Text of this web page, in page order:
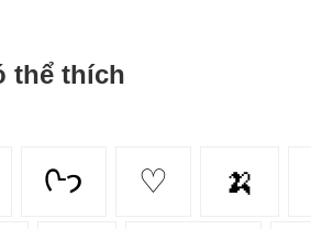
thể thích
ᢉ𐭩 ♡ 🍌